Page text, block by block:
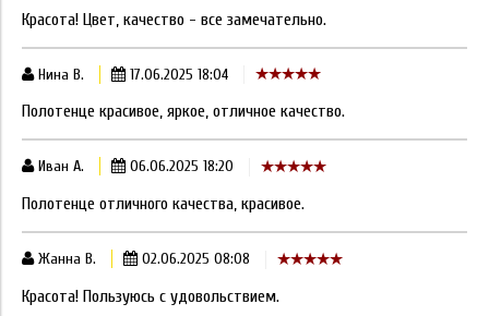
Красота! Цвет, качество - все замечательно.
Нина В. 17.06.2025 18:04
Полотенце красивое, яркое, отличное качество.
Иван А. 06.06.2025 18:20
Полотенце отличного качества, красивое.
Жанна В. 02.06.2025 08:08
Красота! Пользуюсь с удовольствием.